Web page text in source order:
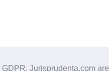
GDPR, Jurisprudenta.com are